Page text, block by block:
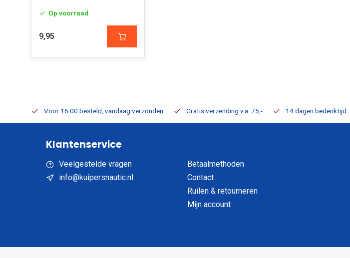
Op voorraad
9,95
Voor 16:00 besteld, vandaag verzonden Gratis verzending v.a. 75,- 14 dagen bedenktijd
Klantenservice
Veelgestelde vragen
info@kuipersnautic.nl
Betaalmethoden
Contact
Ruilen & retourneren
Mijn account